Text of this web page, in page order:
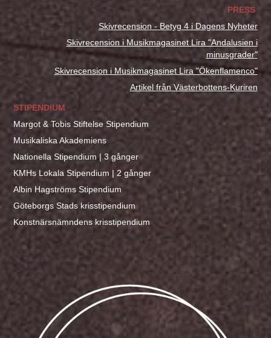
PRESS
Skivrecension - Betyg 4 i Dagens Nyheter
Skivrecension i Musikmagasinet Lira "Andalusien i
minusgrader"
Skivrecension i Musikmagasinet Lira "Ökenflamenco"
Artikel från Västerbottens-Kuriren
STIPENDIUM
Margot & Tobis Stiftelse Stipendium
Musikaliska Akademiens
Nationella Stipendium | 3 gånger
KMHs Lokala Stipendium | 2 gånger
Albin Hagströms Stipendium
Göteborgs Stads krisstipendium
Konstnärsnämndens krisstipendium